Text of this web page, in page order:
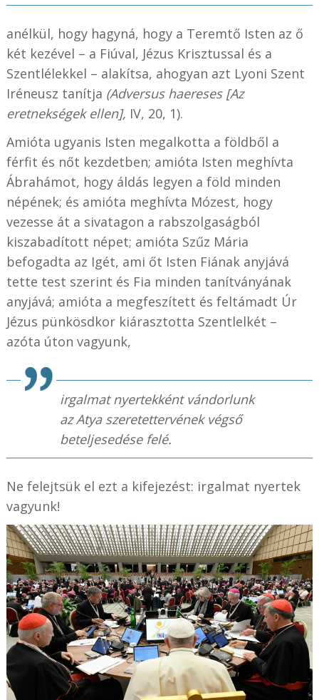
anélkül, hogy hagyná, hogy a Teremtő Isten az ő
két kezével – a Fiúval, Jézus Krisztussal és a
Szentlélekkel – alakítsa, ahogyan azt Lyoni Szent
Iréneusz tanítja (Adversus haereses [Az
eretnekségek ellen], IV, 20, 1).
Amióta ugyanis Isten megalkotta a földből a
férfit és nőt kezdetben; amióta Isten meghívta
Ábrahámot, hogy áldás legyen a föld minden
népének; és amióta meghívta Mózest, hogy
vezesse át a sivatagon a rabszolgaságból
kiszabadított népet; amióta Szűz Mária
befogadta az Igét, ami őt Isten Fiának anyjává
tette test szerint és Fia minden tanítványának
anyjává; amióta a megfeszített és feltámadt Úr
Jézus pünkösdkor kiárasztotta Szentlelkét –
azóta úton vagyunk,
irgalmat nyertekként vándorlunk
az Atya szeretettervének végső
beteljesedése felé.
Ne felejtsük el ezt a kifejezést: irgalmat nyertek
vagyunk!